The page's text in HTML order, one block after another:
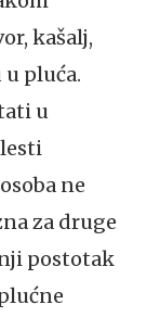
kašalj,
pluća.
u
ne
za druge
postotak